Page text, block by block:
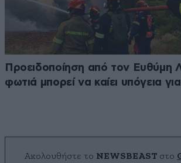
Προειδοποίηση από τον Ευθύμη
φωτιά μπορεί να καίει υπόγεια
Ακολουθήστε το NEWSBEAST στο